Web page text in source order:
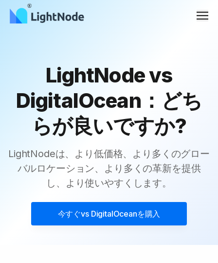
メ
LightNode vs
DigitalOcean：どち
らが良いですか?
LightNodeは、より低価格、より多くのグロー
バルロケーション、より多くの革新を提供
し、より使いやすくします。
今すぐvs DigitalOceanを購入